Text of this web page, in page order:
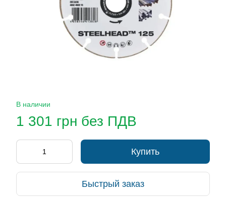
В наличии
1 301 грн без ПДВ
Купить
Быстрый заказ